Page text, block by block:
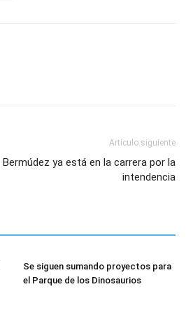
Artículo siguiente
Bermúdez ya está en la carrera por la
intendencia
Se siguen sumando proyectos para
el Parque de los Dinosaurios